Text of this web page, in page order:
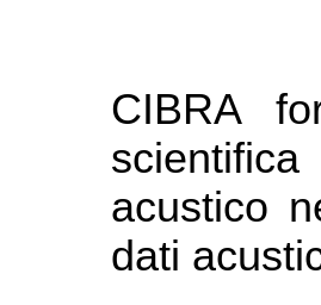
CIBRA
acustico
dati